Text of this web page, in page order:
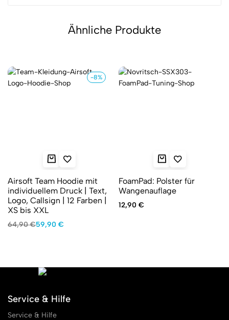
Ähnliche Produkte
-8%
Airsoft Team Hoodie mit
individuellem Druck | Text,
Logo, Callsign | 12 Farben |
XS bis XXL
64,90€
Ursprünglicher
59,90 €
Aktueller
FoamPad: Polster für
Wangenauflage
12,90 €
Service & Hilfe
Service & Hilfe